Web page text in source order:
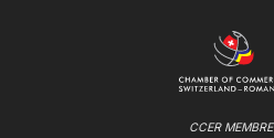
CCER MEMBRE